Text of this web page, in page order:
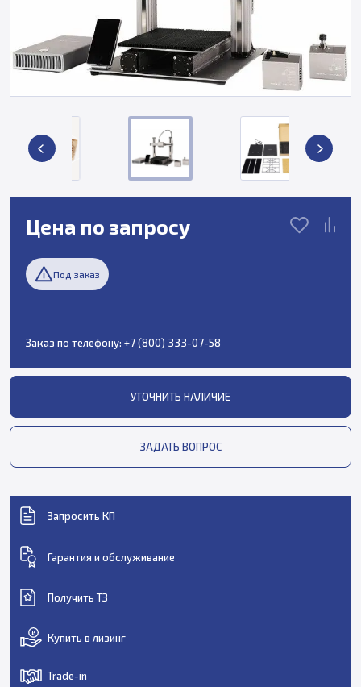
Цена по запросу
Под заказ
Заказ по телефону: +7 (800) 333-07-58
УТОЧНИТЬ НАЛИЧИЕ
ЗАДАТЬ ВОПРОС
Запросить КП
Гарантия и обслуживание
Получить ТЗ
Купить в лизинг
Trade-in